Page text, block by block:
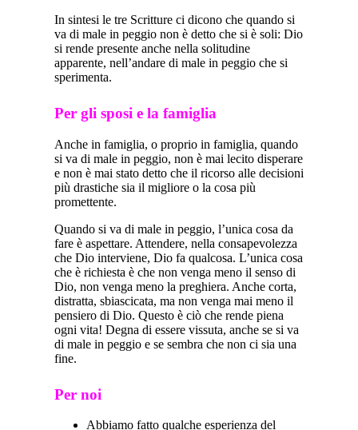
In sintesi le tre Scritture ci dicono che quando si
va di male in peggio non è detto che si è soli: Dio
si rende presente anche nella solitudine
apparente, nell’andare di male in peggio che si
sperimenta.
Per gli sposi e la famiglia
Anche in famiglia, o proprio in famiglia, quando
si va di male in peggio, non è mai lecito disperare
e non è mai stato detto che il ricorso alle decisioni
più drastiche sia il migliore o la cosa più
promettente.
Quando si va di male in peggio, l’unica cosa da
fare è aspettare. Attendere, nella consapevolezza
che Dio interviene, Dio fa qualcosa. L’unica cosa
che è richiesta è che non venga meno il senso di
Dio, non venga meno la preghiera. Anche corta,
distratta, sbiascicata, ma non venga mai meno il
pensiero di Dio. Questo è ciò che rende piena
ogni vita! Degna di essere vissuta, anche se si va
di male in peggio e se sembra che non ci sia una
fine.
Per noi
Abbiamo fatto qualche esperienza del